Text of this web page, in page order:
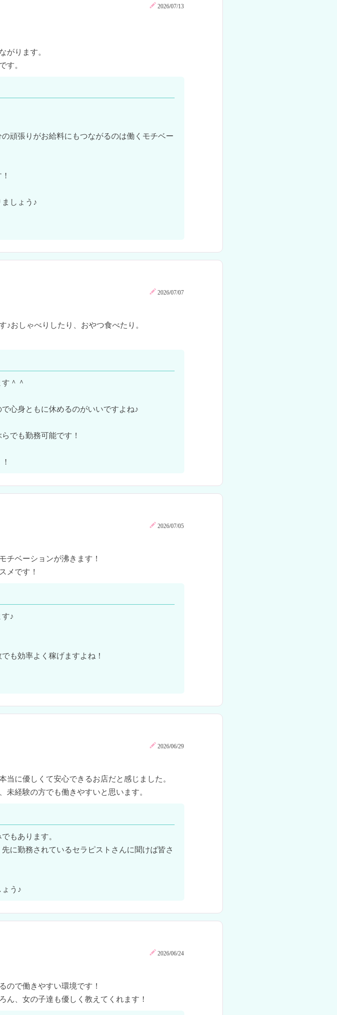
2026/07/13
がります。
す。
頑張りがお給料にもつながるのは働くモチベー
しょう♪
2026/07/07
おしゃべりしたり、おやつ食べたり。
＾＾
心身ともに休めるのがいいですよね♪
でも勤務可能です！
2026/07/05
チベーションが沸きます！
メです！
♪
も効率よく稼げますよね！
2026/06/29
に優しくて安心できるお店だと感じました。
未経験の方でも働きやすいと思います。
もあります。
に勤務されているセラピストさんに聞けば皆さ
う♪
2026/06/24
ので働きやすい環境です！
ん、女の子達も優しく教えてくれます！